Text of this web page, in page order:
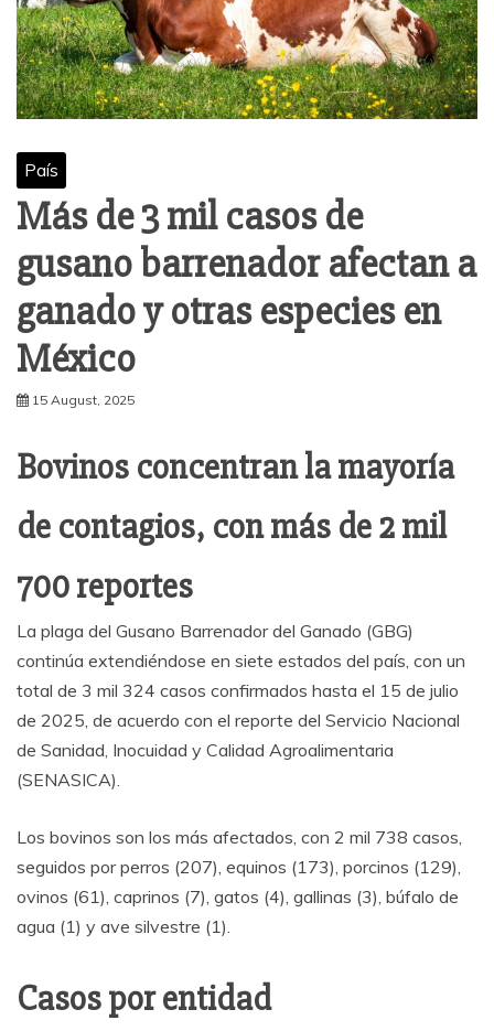
País
Más de 3 mil casos de
gusano barrenador afectan a
ganado y otras especies en
México
15 August, 2025
Bovinos concentran la mayoría
de contagios, con más de 2 mil
700 reportes
La plaga del Gusano Barrenador del Ganado (GBG)
continúa extendiéndose en siete estados del país, con un
total de 3 mil 324 casos confirmados hasta el 15 de julio
de 2025, de acuerdo con el reporte del Servicio Nacional
de Sanidad, Inocuidad y Calidad Agroalimentaria
(SENASICA).
Los bovinos son los más afectados, con 2 mil 738 casos,
seguidos por perros (207), equinos (173), porcinos (129),
ovinos (61), caprinos (7), gatos (4), gallinas (3), búfalo de
agua (1) y ave silvestre (1).
Casos por entidad